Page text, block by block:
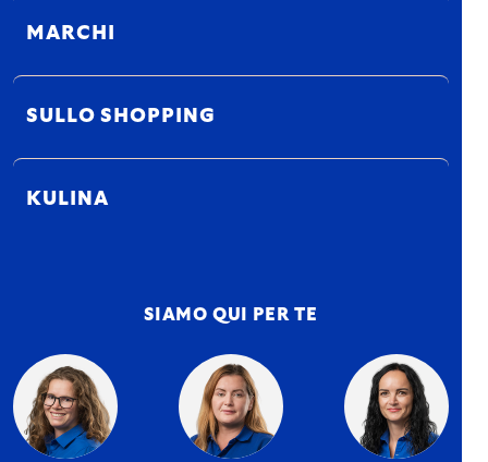
MARCHI
SULLO SHOPPING
KULINA
SIAMO QUI PER TE